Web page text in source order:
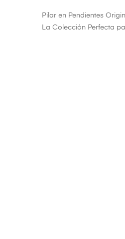
Pilar en Pendientes
La Colección Perfecta